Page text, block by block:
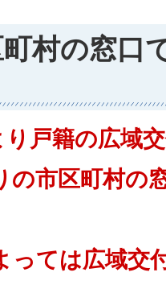
村の窓口
戸籍の広域
の市区町村の
っては広域交